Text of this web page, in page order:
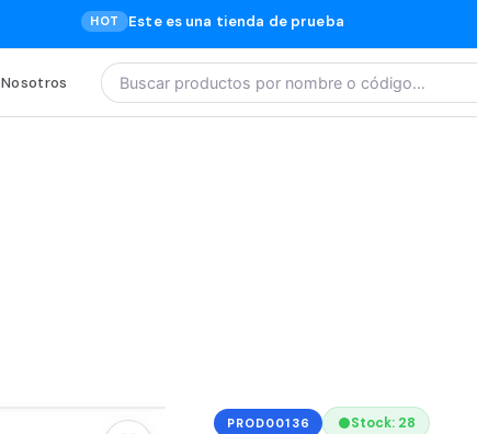
HOT Este es una tienda de prueba
Nosotros Buscar productos por nombre o código…
PROD00136 Stock: 28